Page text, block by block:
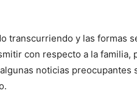
transcurriendo y las formas
con respecto a la
noticias preocupantes